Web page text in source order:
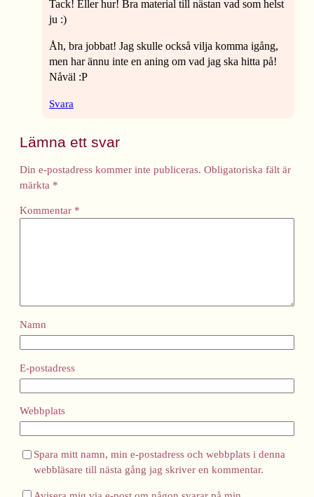
Tack! Eller hur! Bra material till nästan vad som helst
ju :)
Åh, bra jobbat! Jag skulle också vilja komma igång,
men har ännu inte en aning om vad jag ska hitta på!
Nåväl :P
Svara
Lämna ett svar
Din e-postadress kommer inte publiceras. Obligatoriska fält är
märkta *
Kommentar *
Namn
E-postadress
Webbplats
Spara mitt namn, min e-postadress och webbplats i denna
webbläsare till nästa gång jag skriver en kommentar.